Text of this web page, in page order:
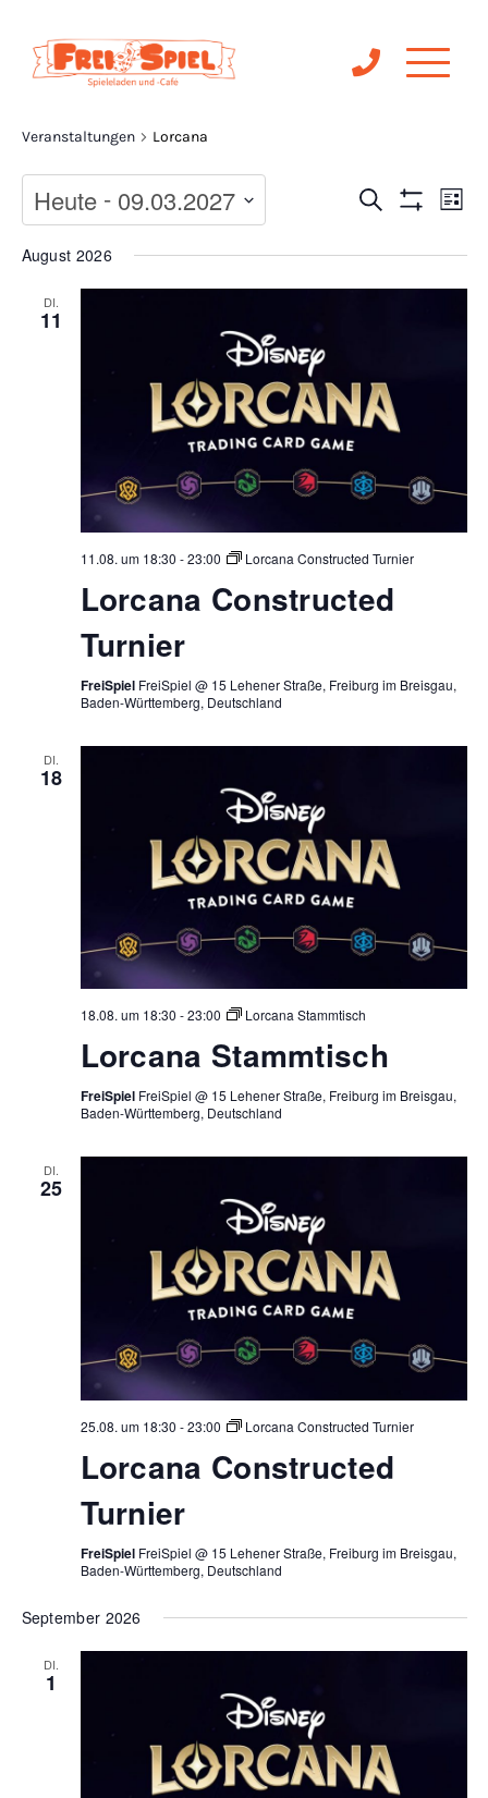
Lorcana
Veranstaltungen Lorcana
Suche
und
Suche
Liste
Heute - 09.03.2027
August 2026
DI.
11
11.08. um 18:30 -23:00 Lorcana Constructed Turnier
Lorcana Constructed
Turnier
FreiSpiel FreiSpiel @ 15 Lehener Straße, Freiburg im Breisgau,
Baden-Württemberg, Deutschland
DI.
18
18.08. um 18:30 -23:00 Lorcana Stammtisch
Lorcana Stammtisch
FreiSpiel FreiSpiel @ 15 Lehener Straße, Freiburg im Breisgau,
Baden-Württemberg, Deutschland
DI.
25
25.08. um 18:30 -23:00 Lorcana Constructed Turnier
Lorcana Constructed
Turnier
FreiSpiel FreiSpiel @ 15 Lehener Straße, Freiburg im Breisgau,
Baden-Württemberg, Deutschland
September 2026
DI.
1